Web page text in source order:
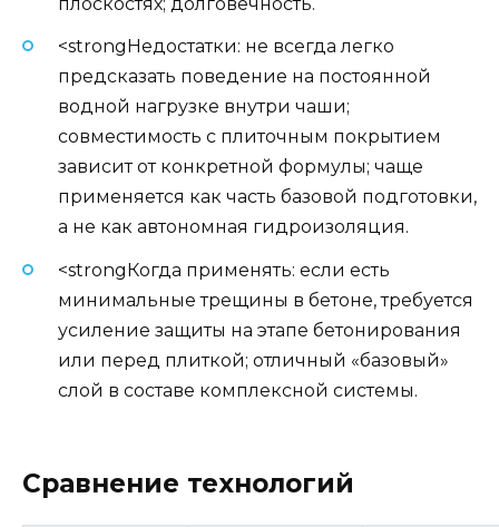
<strongНедостатки: не всегда легко
предсказать поведение на постоянной
водной нагрузке внутри чаши;
совместимость с плиточным покрытием
зависит от конкретной формулы; чаще
применяется как часть базовой подготовки,
а не как автономная гидроизоляция.
<strongКогда применять: если есть
минимальные трещины в бетоне, требуется
усиление защиты на этапе бетонирования
или перед плиткой; отличный «базовый»
слой в составе комплексной системы.
Сравнение технологий